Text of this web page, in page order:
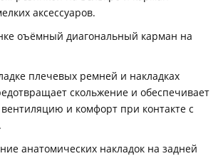
аксессуаров.
оъёмный диагональный карман на
плечевых ремней и накладках
скольжение и обеспечивает
и комфорт при контакте с
анатомических накладок на задней